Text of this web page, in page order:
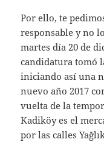
Por ello, te
responsable y no
martes día 20 de
candidatura tomó
iniciando así una
nuevo año 2017
vuelta de la
Kadiköy es el
por las calles